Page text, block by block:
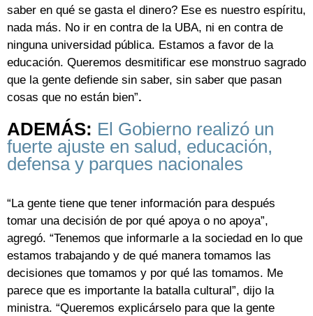
saber en qué se gasta el dinero? Ese es nuestro espíritu,
nada más. No ir en contra de la UBA, ni en contra de
ninguna universidad pública. Estamos a favor de la
educación. Queremos desmitificar ese monstruo sagrado
que la gente defiende sin saber, sin saber que pasan
cosas que no están bien”.
ADEMÁS: El Gobierno realizó un
fuerte ajuste en salud, educación,
defensa y parques nacionales
“La gente tiene que tener información para después
tomar una decisión de por qué apoya o no apoya”,
agregó. “Tenemos que informarle a la sociedad en lo que
estamos trabajando y de qué manera tomamos las
decisiones que tomamos y por qué las tomamos. Me
parece que es importante la batalla cultural”, dijo la
ministra. “Queremos explicárselo para que la gente